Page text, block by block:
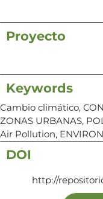
Proyecto
Keywords
Cambio climático,
ZONAS URBANAS,
Air Pollution,
DOI
http://